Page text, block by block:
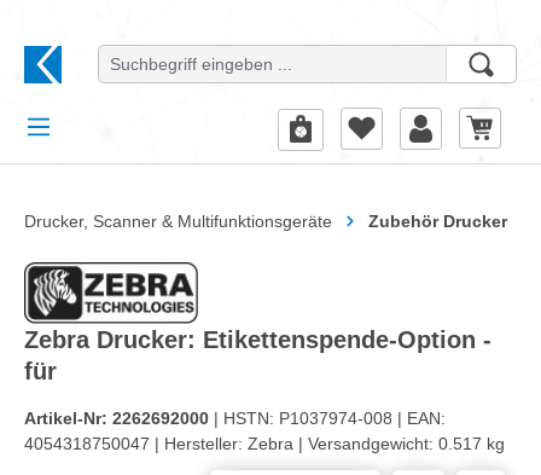
Drucker, Scanner & Multifunktionsgeräte Zubehör Drucker
Zebra Drucker: Etikettenspende-Option -
für
Artikel-Nr: 2262692000 | HSTN: P1037974-008 | EAN:
4054318750047 | Hersteller: Zebra | Versandgewicht: 0.517 kg